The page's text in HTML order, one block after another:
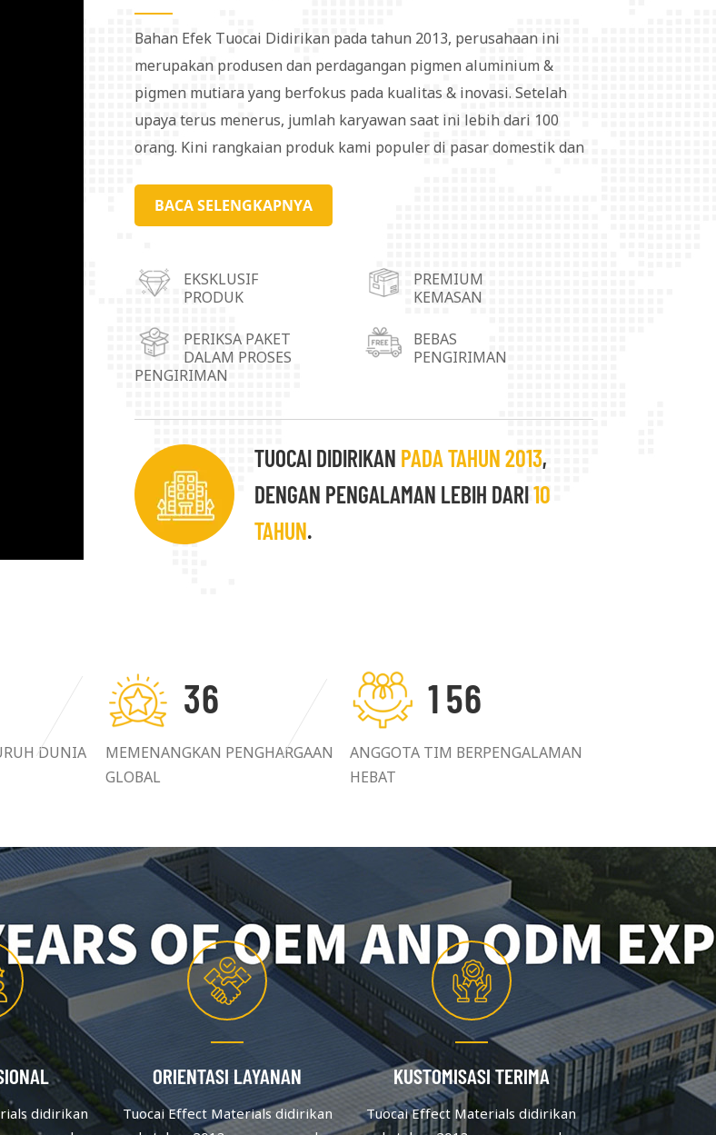
Bahan Efek Tuocai Didirikan pada tahun 2013, perusahaan ini
merupakan produsen dan perdagangan pigmen aluminium &
pigmen mutiara yang berfokus pada kualitas & inovasi. Setelah
upaya terus menerus, jumlah karyawan saat ini lebih dari 100
orang. Kini rangkaian produk kami populer di pasar domestik dan
mendirikan empat pusat operasi gudang di Kota Wuhu, Kota
Shunde di Provinsi Guangdong, Kota Linyi di Provinsi Shandong,
digunakan dalam pelapis, tinta, plastik, karet, pelapis kain, kulit,
Kebutuhan/persyaratan khusus dapat dipenuhi. Kepuasan setiap
pelanggan adalah tujuan kami. Kami selalu berupaya untuk
pelanggan.
BACA SELENGKAPNYA
EKSKLUSIF
PRODUK
PREMIUM
KEMASAN
PERIKSA PAKET
DALAM PROSES
PENGIRIMAN
BEBAS
PENGIRIMAN
TUOCAI DIDIRIKAN PADA TAHUN 2013,
DENGAN PENGALAMAN LEBIH DARI10
TAHUN.
DUNIA
36
MEMENANGKAN PENGHARGAAN
GLOBAL
156
ANGGOTA TIM BERPENGALAMAN
HEBAT
didirikan
ORIENTASI LAYANAN
Tuocai Effect Materials didirikan
KUSTOMISASI TERIMA
Tuocai Effect Materials didirikan